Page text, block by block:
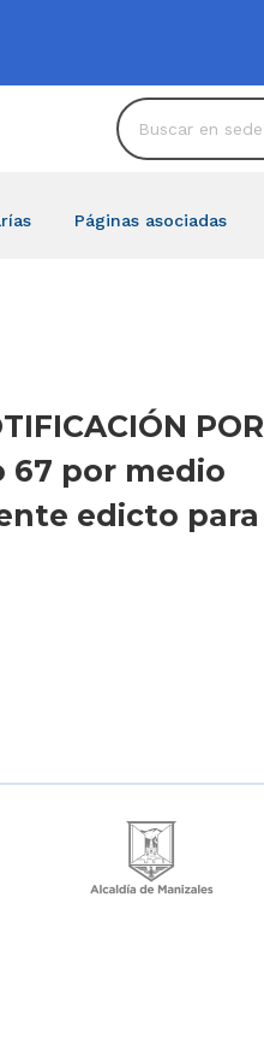
Páginas asociadas
POR
67 por medio
edicto para